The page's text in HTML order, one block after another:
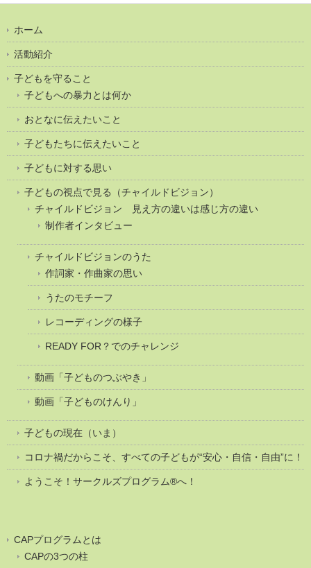
ホーム
活動紹介
子どもを守ること
子どもへの暴力とは何か
おとなに伝えたいこと
子どもたちに伝えたいこと
子どもに対する思い
子どもの視点で見る（チャイルドビジョン）
チャイルドビジョン 見え方の違いは感じ方の違い
制作者インタビュー
チャイルドビジョンのうた
作詞家・作曲家の思い
うたのモチーフ
レコーディングの様子
READY FOR？でのチャレンジ
動画「子どものつぶやき」
動画「子どものけんり」
子どもの現在（いま）
コロナ禍だからこそ、すべての子どもが“安心・自信・自由”に！
ようこそ！サークルズプログラム®へ！
CAPプログラムとは
CAPの3つの柱